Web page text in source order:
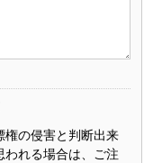
権の侵害と判断出来
われる場合は、ご注